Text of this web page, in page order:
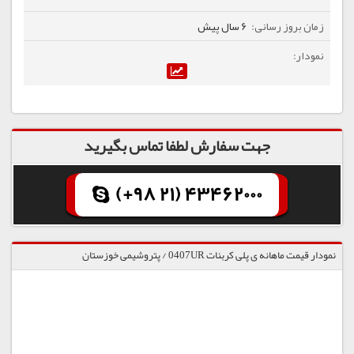
6 سال پیش
جهت سفارش لطفا تماس بگیرید
(+98 21) 43462000
نمودار قیمت ماهانه ی پلی کربنات 0407UR / پتروشیمی خوزستان